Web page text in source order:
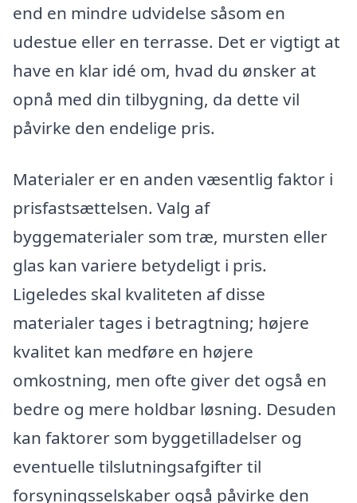
end en mindre udvidelse såsom en
udestue eller en terrasse. Det er vigtigt at
have en klar idé om, hvad du ønsker at
opnå med din tilbygning, da dette vil
påvirke den endelige pris.
Materialer er en anden væsentlig faktor i
prisfastsættelsen. Valg af
byggematerialer som træ, mursten eller
glas kan variere betydeligt i pris.
Ligeledes skal kvaliteten af disse
materialer tages i betragtning; højere
kvalitet kan medføre en højere
omkostning, men ofte giver det også en
bedre og mere holdbar løsning. Desuden
kan faktorer som byggetilladelser og
eventuelle tilslutningsafgifter til
forsyningsselskaber også påvirke den